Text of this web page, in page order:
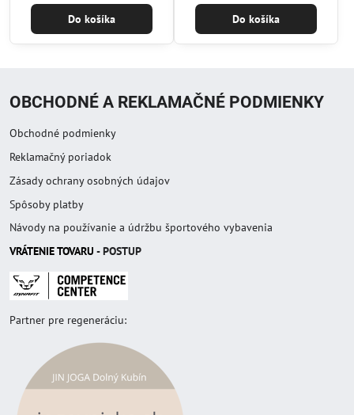
Do košíka Do košíka
OBCHODNÉ A REKLAMAČNÉ PODMIENKY
Obchodné podmienky
Reklamačný poriadok
Zásady ochrany osobných údajov
Spôsoby platby
Návody na používanie a údržbu športového vybavenia
VRÁTENIE TOVARU - POSTUP
Partner pre regeneráciu: